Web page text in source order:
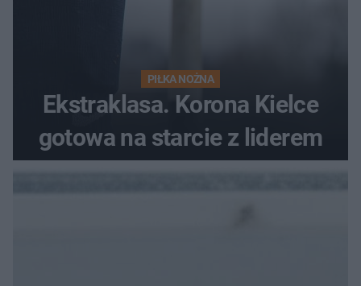
PIŁKA NOŻNA
Ekstraklasa. Korona Kielce
gotowa na starcie z liderem